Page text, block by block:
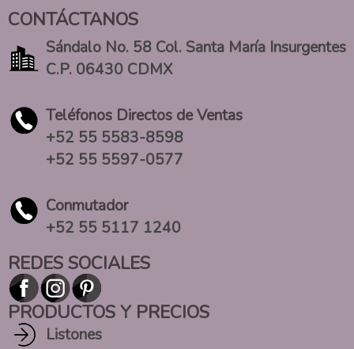
CONTÁCTANOS
Sándalo No. 58 Col. Santa María Insurgentes
C.P. 06430 CDMX
Teléfonos Directos de Ventas
+52 55 5583-8598
+52 55 5597-0577
Conmutador
+52 55 5117 1240
REDES SOCIALES
PRODUCTOS Y PRECIOS
Listones